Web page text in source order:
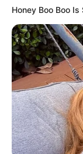
Honey Boo Boo